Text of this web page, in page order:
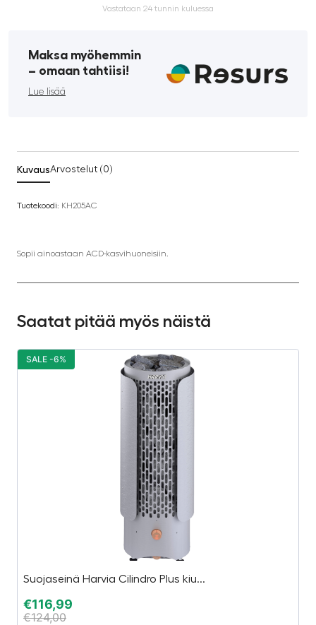
Vastataan 24 tunnin kuluessa
Maksa myöhemmin
­– omaan tahtiisi!
Lue lisää
KuvausArvostelut (0)
Tuotekoodi: KH205AC
Sopii ainoastaan ACD-kasvihuoneisiin.
Saatat pitää myös näistä
Suojaseinä Harvia Cilindro Plus kiu...
€116,99
€124,00
SALE -6%